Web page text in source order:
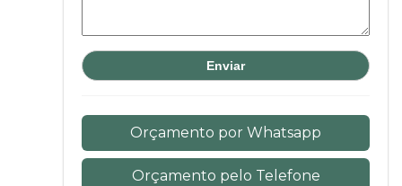
Orçamento por Whatsapp
Orçamento pelo Telefone